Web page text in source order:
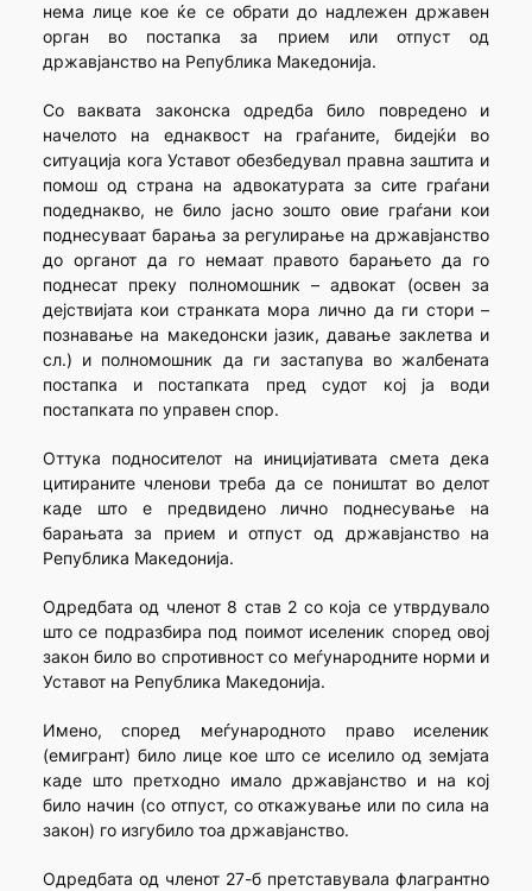
нема лице кое ќе се обрати до надлежен државен
орган во постапка за прием или отпуст од
државјанство на Република Македонија.
Со ваквата законска одредба било повредено и
начелото на еднаквост на граѓаните, бидејќи во
ситуација кога Уставот обезбедувал правна заштита и
помош од страна на адвокатурата за сите граѓани
подеднакво, не било јасно зошто овие граѓани кои
поднесуваат барања за регулирање на државјанство
до органот да го немаат правото барањето да го
поднесат преку полномошник – адвокат (освен за
дејствијата кои странката мора лично да ги стори –
познавање на македонски јазик, давање заклетва и
сл.) и полномошник да ги застапува во жалбената
постапка и постапката пред судот кој ја води
постапката по управен спор.
Оттука подносителот на иницијативата смета дека
цитираните членови треба да се поништат во делот
каде што е предвидено лично поднесување на
барањата за прием и отпуст од државјанство на
Република Македонија.
Одредбата од членот 8 став 2 со која се утврдувало
што се подразбира под поимот иселеник според овој
закон било во спротивност со меѓународните норми и
Уставот на Република Македонија.
Имено, според меѓународното право иселеник
(емигрант) било лице кое што се иселило од земјата
каде што претходно имало државјанство и на кој
било начин (со отпуст, со откажување или по сила на
закон) го изгубило тоа државјанство.
Одредбата од членот 27-б претставувала флагрантно